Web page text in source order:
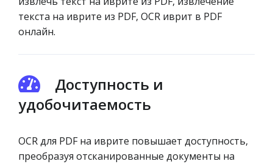
текста на иврите из PDF, OCR иврит в PDF
онлайн.
Доступность и
удобочитаемость
OCR для PDF на иврите повышает доступность,
преобразуя отсканированные документы на